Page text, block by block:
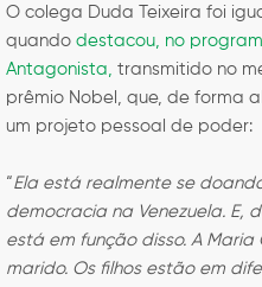
O colega Duda Teixeira foi
quando destacou, no
Antagonista, transmitido no
prêmio Nobel, que, de forma
um projeto pessoal de poder:
“Ela está realmente se
democracia na Venezuela. E,
está em função disso. A
marido. Os filhos estão em